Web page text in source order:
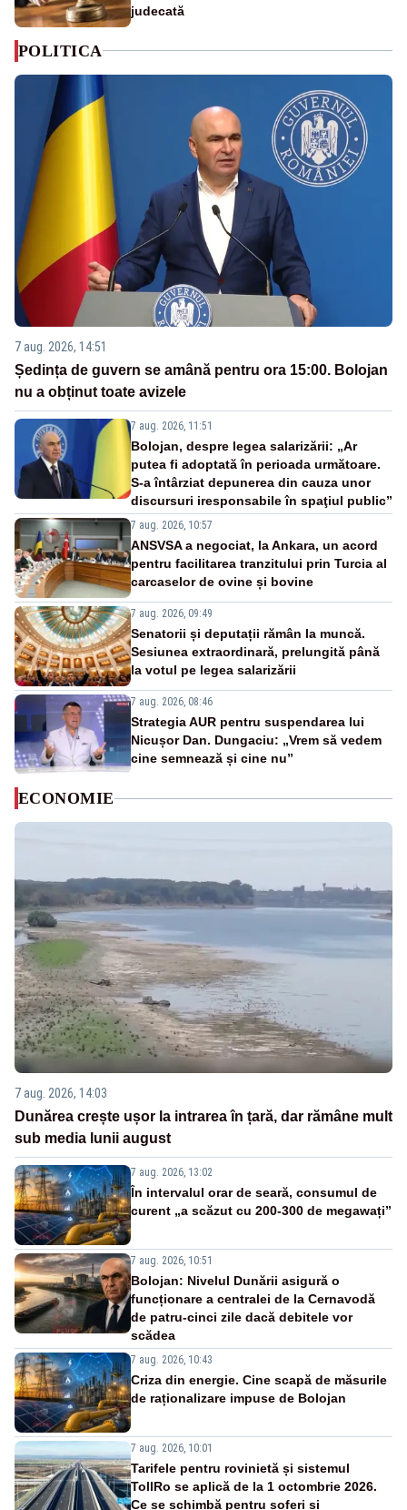
judecată
POLITICA
7 aug. 2026, 14:51
Ședința de guvern se amână pentru ora 15:00. Bolojan
nu a obținut toate avizele
7 aug. 2026, 11:51
Bolojan, despre legea salarizării: „Ar
putea fi adoptată în perioada următoare.
S-a întârziat depunerea din cauza unor
discursuri iresponsabile în spaţiul public”
7 aug. 2026, 10:57
ANSVSA a negociat, la Ankara, un acord
pentru facilitarea tranzitului prin Turcia al
carcaselor de ovine și bovine
7 aug. 2026, 09:49
Senatorii și deputații rămân la muncă.
Sesiunea extraordinară, prelungită până
la votul pe legea salarizării
7 aug. 2026, 08:46
Strategia AUR pentru suspendarea lui
Nicușor Dan. Dungaciu: „Vrem să vedem
cine semnează și cine nu”
ECONOMIE
7 aug. 2026, 14:03
Dunărea crește ușor la intrarea în țară, dar rămâne mult
sub media lunii august
7 aug. 2026, 13:02
În intervalul orar de seară, consumul de
curent „a scăzut cu 200-300 de megawați”
7 aug. 2026, 10:51
Bolojan: Nivelul Dunării asigură o
funcționare a centralei de la Cernavodă
de patru-cinci zile dacă debitele vor
scădea
7 aug. 2026, 10:43
Criza din energie. Cine scapă de măsurile
de raționalizare impuse de Bolojan
7 aug. 2026, 10:01
Tarifele pentru rovinietă și sistemul
TollRo se aplică de la 1 octombrie 2026.
Ce se schimbă pentru șoferi și